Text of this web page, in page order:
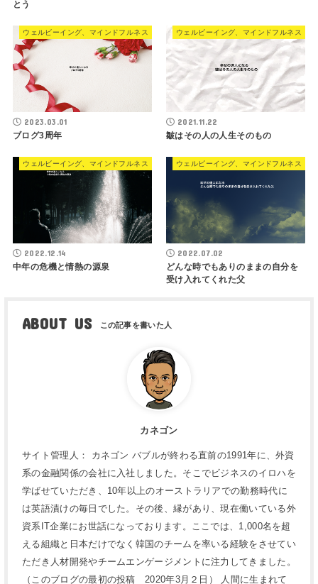
とう
ウェルビーイング、マインドフルネス
2023.03.01
ブログ3周年
ウェルビーイング、マインドフルネス
2021.11.22
皺はその人の人生そのもの
ウェルビーイング、マインドフルネス
2022.12.14
中年の危機と情熱の源泉
ウェルビーイング、マインドフルネス
2022.07.02
どんな時でもありのままの自分を
受け入れてくれた父
ABOUT US
カネゴン
サイト管理人： カネゴン バブルが終わる直前の1991年に、外資
系の金融関係の会社に入社しました。そこでビジネスのイロハを
学ばせていただき、10年以上のオーストラリアでの勤務時代に
は英語漬けの毎日でした。その後、縁があり、現在働いている外
資系IT企業にお世話になっております。ここでは、1,000名を超
える組織と日本だけでなく韓国のチームを率いる経験をさせてい
ただき人材開発やチームエンゲージメントに注力してきました。
（このブログの最初の投稿 2020年3月２日） 人間に生まれて